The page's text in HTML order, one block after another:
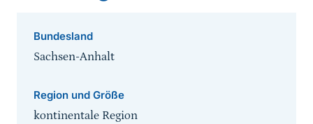
Bundesland
Sachsen-Anhalt
Region und Größe
kontinentale Region